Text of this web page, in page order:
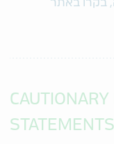
STATEMENTS